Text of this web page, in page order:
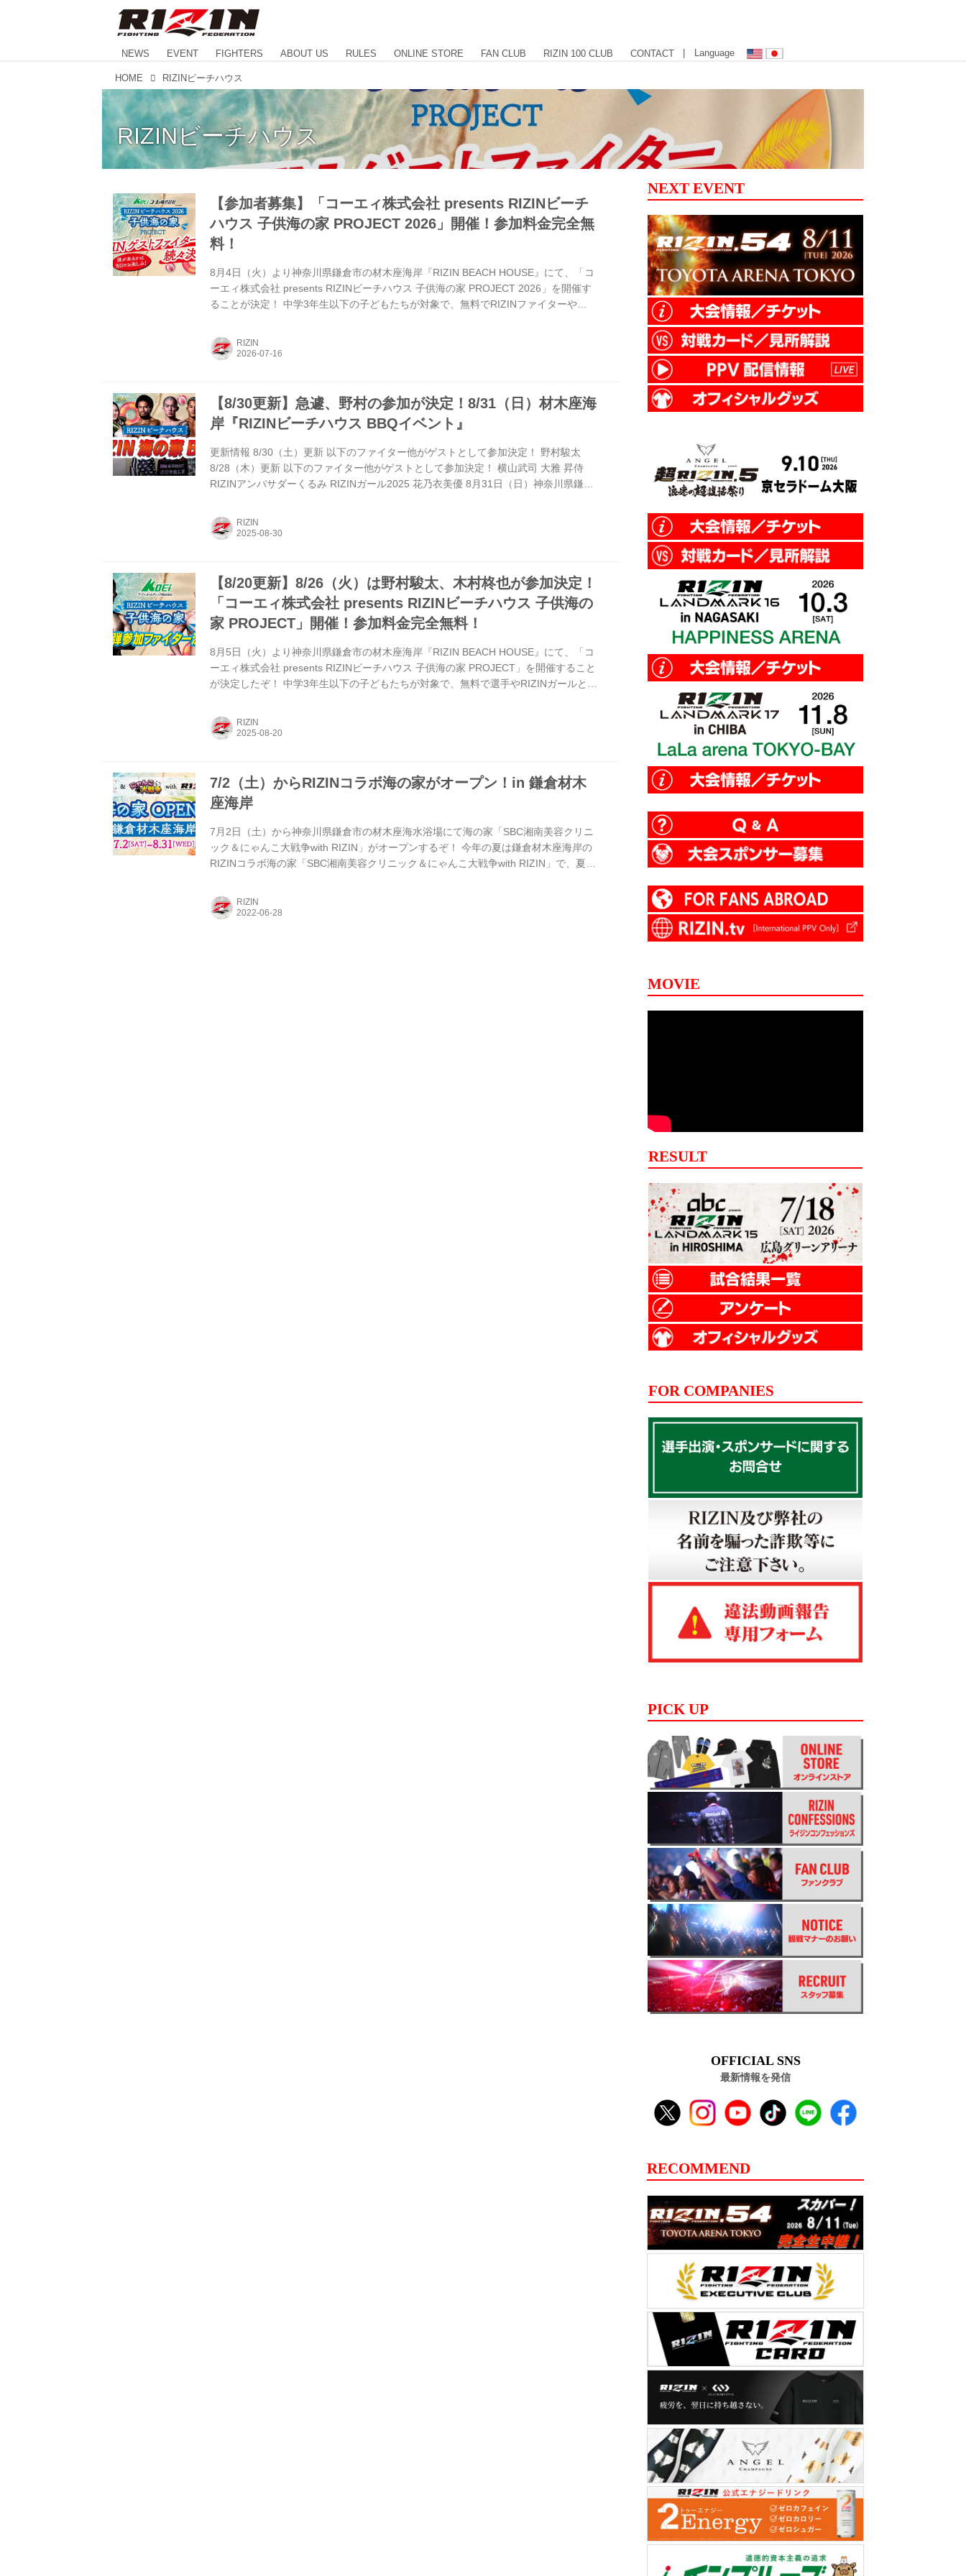
NEWS EVENT FIGHTERS ABOUT US RULES ONLINE STORE FAN CLUB RIZIN 100 CLUB CONTACT | Language
HOME RIZINビーチハウス
RIZINビーチハウス
【参加者募集】「コーエィ株式会社 presents RIZINビーチ
ハウス 子供海の家 PROJECT 2026」開催！参加料金完全無
料！
8月4日（火）より神奈川県鎌倉市の材木座海岸『RIZIN BEACH HOUSE』にて、「コ
ーエィ株式会社 presents RIZINビーチハウス 子供海の家 PROJECT 2026」を開催す
ることが決定！ 中学3年生以下の子どもたちが対象で、無料でRIZINファイターや
しかも今回はなんと、参加費無料に加えて、交通費も全額支給！ ご家族の皆様の交通
費も全額支給されるので、この機会に是非参加しよう！ さらに！ご希望の方は宿泊先
RIZIN
【8/30更新】急遽、野村の参加が決定！8/31（日）材木座海
岸『RIZINビーチハウス BBQイベント』
更新情報 8/30（土）更新 以下のファイター他がゲストとして参加決定！ 野村駿太
8/28（木）更新 以下のファイター他がゲストとして参加決定！ 横山武司 大雅 昇侍
RIZINアンバサダーくるみ RIZINガール2025 花乃衣美優 8月31日（日）神奈川県鎌倉
ト』を開催することが決定したぞ！ 本イベントは“ブラックパンサー”ベイノアがMCを
担当し、豪華RIZINファイターがゲストとして参加予定となっている。 RIZINファイタ
RIZIN
【8/20更新】8/26（火）は野村駿太、木村柊也が参加決定！
「コーエィ株式会社 presents RIZINビーチハウス 子供海の
家 PROJECT」開催！参加料金完全無料！
8月5日（火）より神奈川県鎌倉市の材木座海岸『RIZIN BEACH HOUSE』にて、「コ
ーエィ株式会社 presents RIZINビーチハウス 子供海の家 PROJECT」を開催すること
が決定したぞ！ 中学3年生以下の子どもたちが対象で、無料で選手やRIZINガールとの
出に是非、奮ってご参加ください！ 参加ファイター 8月26日（火）ゲスト：野村駿
太、木村柊也 8月19日（火）ゲスト：久保優太、貴賢神 8月12日（火）ゲスト：梅野
RIZIN
7/2（土）からRIZINコラボ海の家がオープン！in 鎌倉材木
座海岸
7月2日（土）から神奈川県鎌倉市の材木座海水浴場にて海の家「SBC湘南美容クリニ
ック＆にゃんこ大戦争with RIZIN」がオープンするぞ！ 今年の夏は鎌倉材木座海岸の
RIZINコラボ海の家「SBC湘南美容クリニック＆にゃんこ大戦争with RIZIN」で、夏の
2022年7月2日（土）〜8月31日（水） 営業時間 9:00～17:00 住所 神奈川県鎌倉市材
木座6丁目 ≫ アクセス | ZAIMOKUZA BEACH（外部サイト）
RIZIN
NEXT EVENT
MOVIE
RESULT
FOR COMPANIES
PICK UP
OFFICIAL SNS
最新情報を発信
RECOMMEND